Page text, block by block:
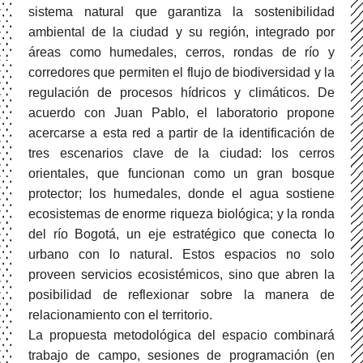
sistema natural que garantiza la sostenibilidad
ambiental de la ciudad y su región, integrado por
áreas como humedales, cerros, rondas de río y
corredores que permiten el flujo de biodiversidad y la
regulación de procesos hídricos y climáticos. De
acuerdo con Juan Pablo, el laboratorio propone
acercarse a esta red a partir de la identificación de
tres escenarios clave de la ciudad: los cerros
orientales, que funcionan como un gran bosque
protector; los humedales, donde el agua sostiene
ecosistemas de enorme riqueza biológica; y la ronda
del río Bogotá, un eje estratégico que conecta lo
urbano con lo natural. Estos espacios no solo
proveen servicios ecosistémicos, sino que abren la
posibilidad de reflexionar sobre la manera de
relacionamiento con el territorio.
La propuesta metodológica del espacio combinará
trabajo de campo, sesiones de programación (en